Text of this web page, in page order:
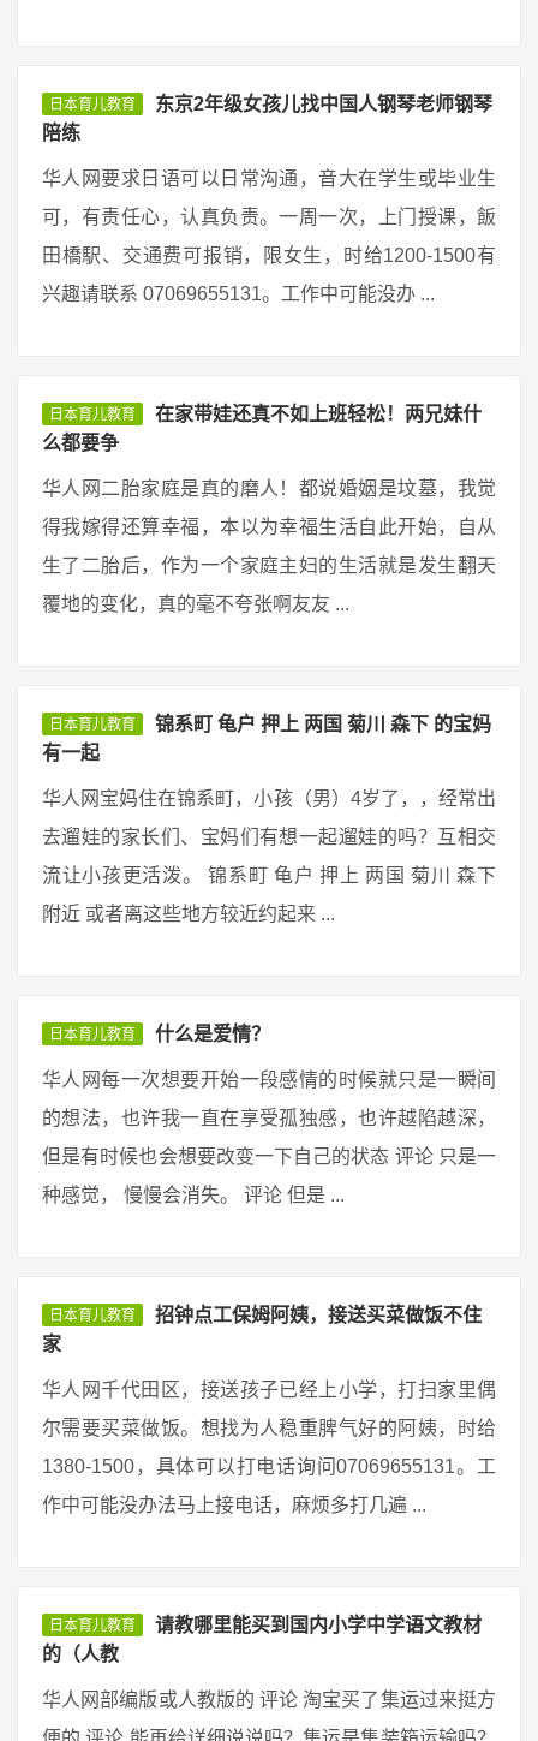
日本育儿教育
东京2年级女孩儿找中国人钢琴老师钢琴
陪练
华人网要求日语可以日常沟通，音大在学生或毕业生
可，有责任心，认真负责。一周一次，上门授课，飯
田橋駅、交通费可报销，限女生，时给1200-1500有
兴趣请联系 07069655131。工作中可能没办 ...
日本育儿教育
在家带娃还真不如上班轻松！两兄妹什
么都要争
华人网二胎家庭是真的磨人！都说婚姻是坟墓，我觉
得我嫁得还算幸福，本以为幸福生活自此开始，自从
生了二胎后，作为一个家庭主妇的生活就是发生翻天
覆地的变化，真的毫不夸张啊友友 ...
日本育儿教育
锦系町 龟户 押上 两国 菊川 森下 的宝妈
有一起
华人网宝妈住在锦系町，小孩（男）4岁了，，经常出
去遛娃的家长们、宝妈们有想一起遛娃的吗？互相交
流让小孩更活泼。 锦系町 龟户 押上 两国 菊川 森下
附近 或者离这些地方较近约起来 ...
日本育儿教育 什么是爱情？
华人网每一次想要开始一段感情的时候就只是一瞬间
的想法，也许我一直在享受孤独感，也许越陷越深，
但是有时候也会想要改变一下自己的状态 评论 只是一
种感觉， 慢慢会消失。 评论 但是 ...
日本育儿教育
招钟点工保姆阿姨，接送买菜做饭不住
家
华人网千代田区，接送孩子已经上小学，打扫家里偶
尔需要买菜做饭。想找为人稳重脾气好的阿姨，时给
1380-1500，具体可以打电话询问07069655131。工
作中可能没办法马上接电话，麻烦多打几遍 ...
日本育儿教育
请教哪里能买到国内小学中学语文教材
的（人教
华人网部编版或人教版的 评论 淘宝买了集运过来挺方